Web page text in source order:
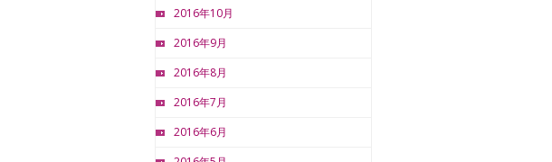
2016年10月
2016年9月
2016年8月
2016年7月
2016年6月